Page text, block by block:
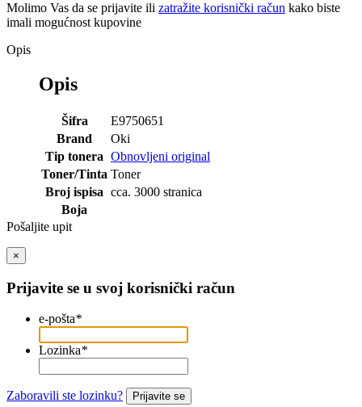
Molimo Vas da se prijavite ili zatražite korisnički račun kako biste
imali mogućnost kupovine
Opis
Opis
Šifra
E9750651
Brand
Oki
Tip tonera Obnovljeni original
Toner/Tinta Toner
Broj ispisa cca. 3000 stranica
Boja
Pošaljite upit
×
Prijavite se u svoj korisnički račun
e-pošta*
Lozinka*
Zaboravili ste lozinku? Prijavite se